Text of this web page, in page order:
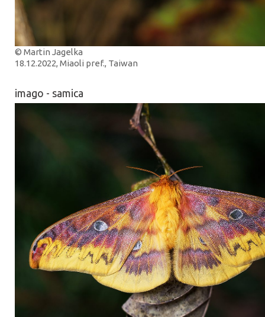
© Martin Jagelka
18.12.2022, Miaoli pref., Taiwan
imago - samica